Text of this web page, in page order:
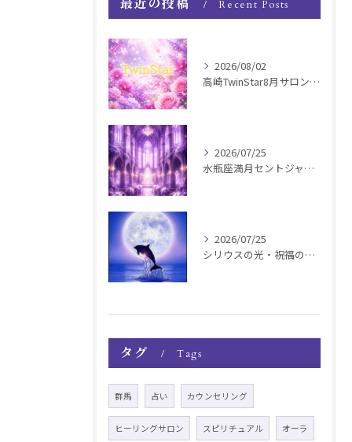
最近の投稿 Recent Posts
2026/08/02
高崎TwinStar8月サロンお知らせ
2026/07/25
水瓶座満月セントジャーメインGSVF遠隔お知らせ
2026/07/25
シリウスの光・祝福の波動チャージ遠隔お知らせ〜銀河新年〜
タグ Tags
群馬 占い カウンセリング
ヒーリングサロン スピリチュアル オーラ